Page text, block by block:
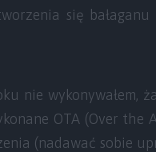
się
nie wykonywałem,
OTA (Over
(nadawać sobie